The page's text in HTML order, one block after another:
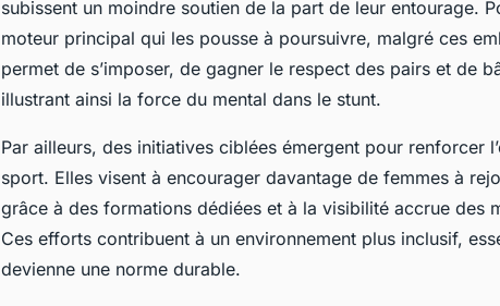
subissent un moindre soutien de la part de leur entourage.
moteur principal qui les pousse à poursuivre, malgré ces
permet de s’imposer, de gagner le respect des pairs et de
illustrant ainsi la force du mental dans le stunt.
Par ailleurs, des initiatives ciblées émergent pour renforcer
sport. Elles visent à encourager davantage de femmes à
grâce à des formations dédiées et à la visibilité accrue des
Ces efforts contribuent à un environnement plus inclusif,
devienne une norme durable.